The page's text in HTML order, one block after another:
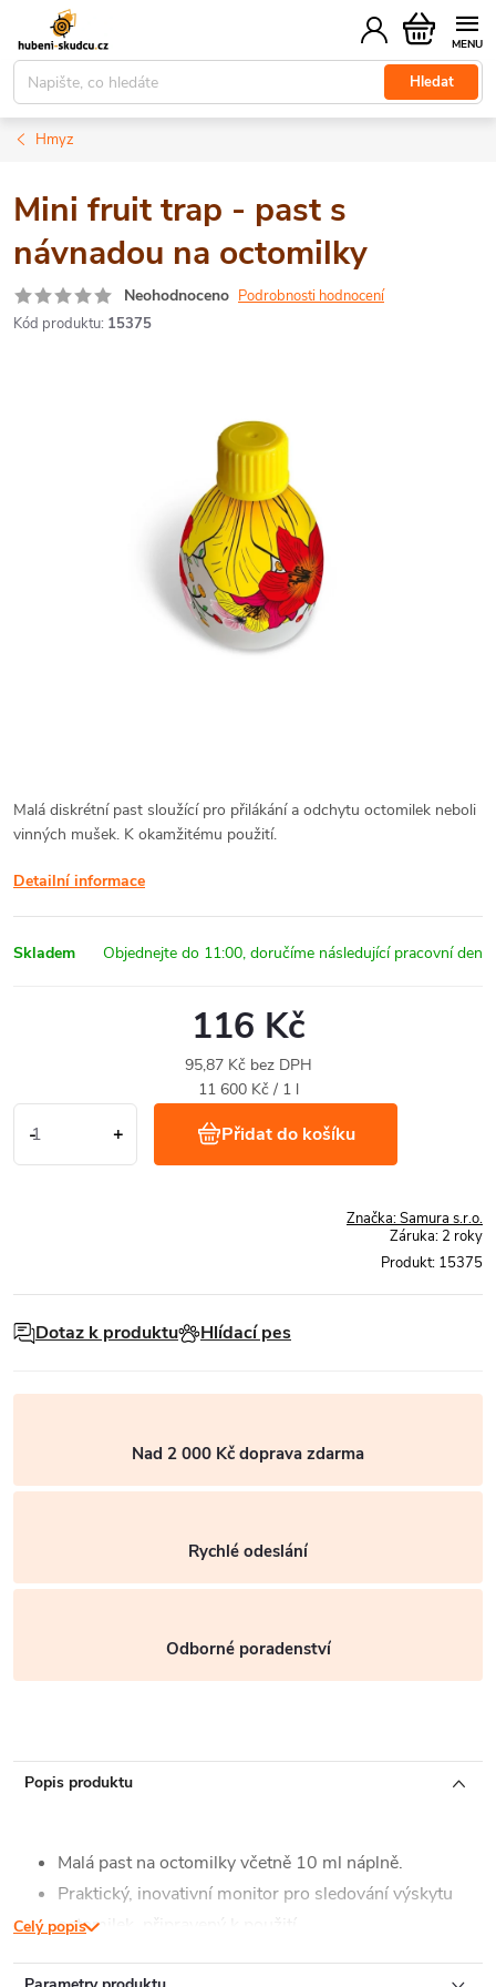
obsah
Hledat
Nákupní
košík
Hmyz
Mini fruit trap - past s
návnadou na octomilky
Neohodnoceno Podrobnosti hodnocení
Kód produktu: 15375
Malá diskrétní past sloužící pro přilákání a odchytu octomilek neboli
vinných mušek. K okamžitému použití.
Detailní informace
Skladem
116 Kč
95,87 Kč bez DPH
Měrná
11 600 Kč / 1 l
Přidat do košíku
Značka:Samura s.r.o.
Záruka: 2 roky
Produkt: 15375
Dotaz k produktu Hlídací pes
Nad 2 000 Kč doprava zdarma
Rychlé odeslání
Odborné poradenství
Popis produktu
Malá past na octomilky včetně 10 ml náplně.
Praktický, inovativní monitor pro sledování výskytu
octomilek, připravený k použití.
Celý popis